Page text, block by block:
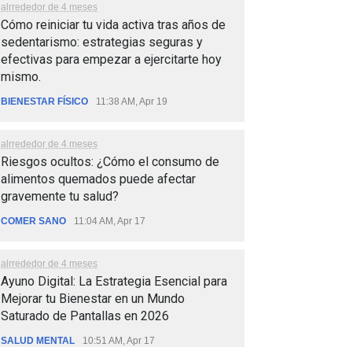
alrrededor de 4 meses
Cómo reiniciar tu vida activa tras años de
sedentarismo: estrategias seguras y
efectivas para empezar a ejercitarte hoy
mismo.
BIENESTAR FÍSICO 11:38 AM, Apr 19
alrrededor de 4 meses
Riesgos ocultos: ¿Cómo el consumo de
alimentos quemados puede afectar
gravemente tu salud?
COMER SANO 11:04 AM, Apr 17
alrrededor de 4 meses
Ayuno Digital: La Estrategia Esencial para
Mejorar tu Bienestar en un Mundo
Saturado de Pantallas en 2026
SALUD MENTAL 10:51 AM, Apr 17